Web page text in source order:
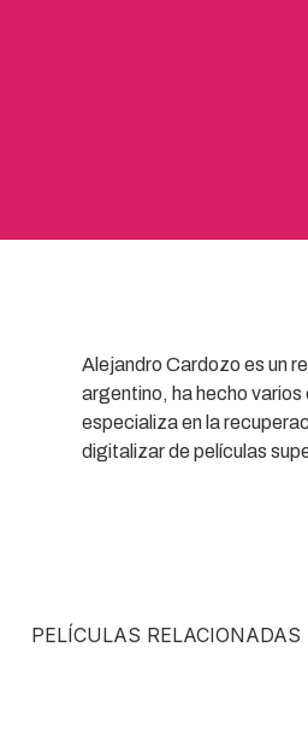
Alejandro Cardozo es un
argentino, ha hecho
especializa en la
digitalizar de películas
PELÍCULAS RELACIONADAS